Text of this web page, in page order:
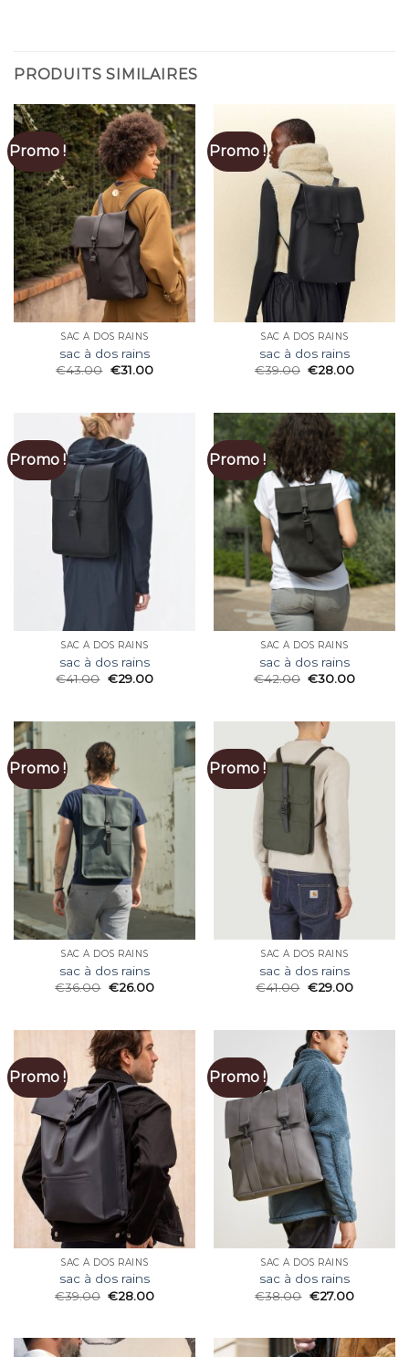
PRODUITS SIMILAIRES
Promo !
SAC À DOS RAINS
sac à dos rains
€43.00 €31.00
Promo !
SAC À DOS RAINS
sac à dos rains
€39.00 €28.00
Promo !
SAC À DOS RAINS
sac à dos rains
€41.00 €29.00
Promo !
SAC À DOS RAINS
sac à dos rains
€42.00 €30.00
Promo !
SAC À DOS RAINS
sac à dos rains
€36.00 €26.00
Promo !
SAC À DOS RAINS
sac à dos rains
€41.00 €29.00
Promo !
SAC À DOS RAINS
sac à dos rains
€39.00 €28.00
Promo !
SAC À DOS RAINS
sac à dos rains
€38.00 €27.00